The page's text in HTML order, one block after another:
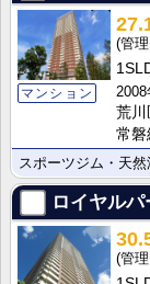
マンション
2008
荒川
常磐
スポーツジム・天
ロイヤル